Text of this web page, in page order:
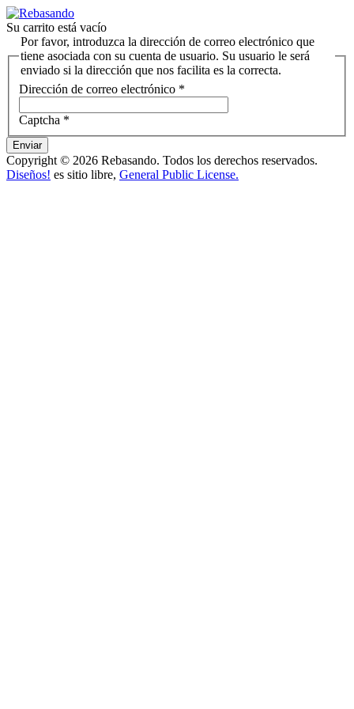
Su carrito está vacío
Por favor, introduzca la dirección de correo electrónico que
tiene asociada con su cuenta de usuario. Su usuario le será
enviado si la dirección que nos facilita es la correcta.
Dirección de correo electrónico *
Captcha *
Enviar
Copyright © 2026 Rebasando. Todos los derechos reservados.
Diseños! es sitio libre, General Public License.